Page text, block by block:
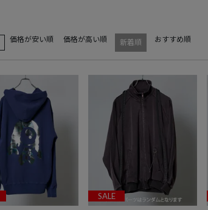
価格が安い順 価格が高い順 新着順 おすすめ順
SALE